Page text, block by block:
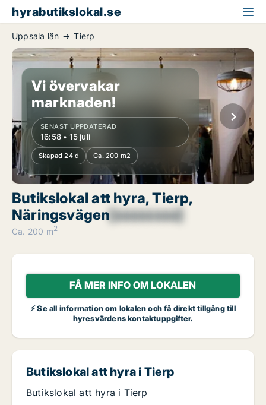
hyrabutikslokal.se
Uppsala län Tierp
Vi övervakar
marknaden!
SENAST UPPDATERAD
16:58 • 15 juli
Skapad 24 d Ca. 200 m2
Butikslokal att hyra, Tierp,
Näringsvägen[xxxxxxxx]
Ca. 200 m2
FÅ MER INFO OM LOKALEN
⚡ Se all information om lokalen och få direkt tillgång till
hyresvärdens kontaktuppgifter.
Butikslokal att hyra i Tierp
Butikslokal att hyra i Tierp